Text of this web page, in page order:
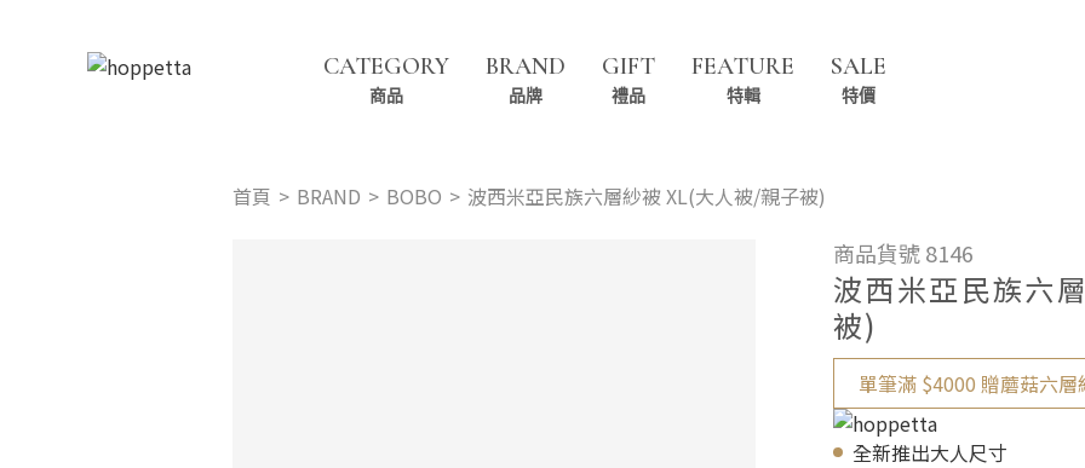
CATEGORY
商品
BRAND
品牌
GIFT
禮品
FEATURE
特輯
SALE
特價
首頁 BRAND BOBO 波西米亞民族六層紗被 XL(大人被/親子被)
商品貨號 8146
波西米亞民族六
被)
單筆滿 $4000 贈蘑菇六
全新推出大人尺寸